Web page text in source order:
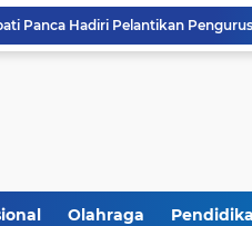
Olahraga